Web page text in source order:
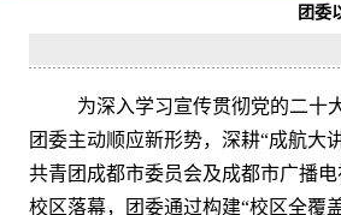
团委
为深入学习宣传贯彻党的二十
团委主动顺应新形势，深耕“成航大
共青团成都市委员会及成都市广播
校区落幕，团委通过构建“校区全覆